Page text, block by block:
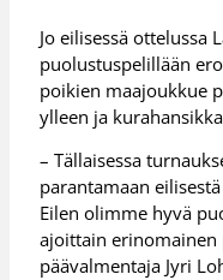
Jo eilisessä ottelussa
puolustuspelillään
poikien maajoukkue
ylleen ja
– Tällaisessa
parantamaan
Eilen olimme hyvä
ajoittain erinomainen
päävalmentaja Jyri